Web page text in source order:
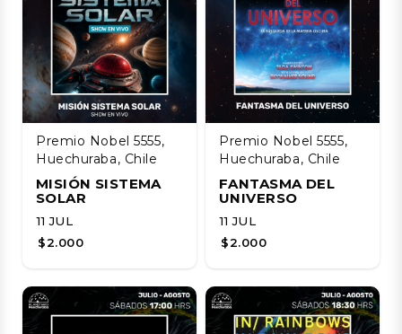
Premio Nobel 5555,
Huechuraba, Chile
MISIÓN SISTEMA
SOLAR
11 JUL
$2.000
Premio Nobel 5555,
Huechuraba, Chile
FANTASMA DEL
UNIVERSO
11 JUL
$2.000